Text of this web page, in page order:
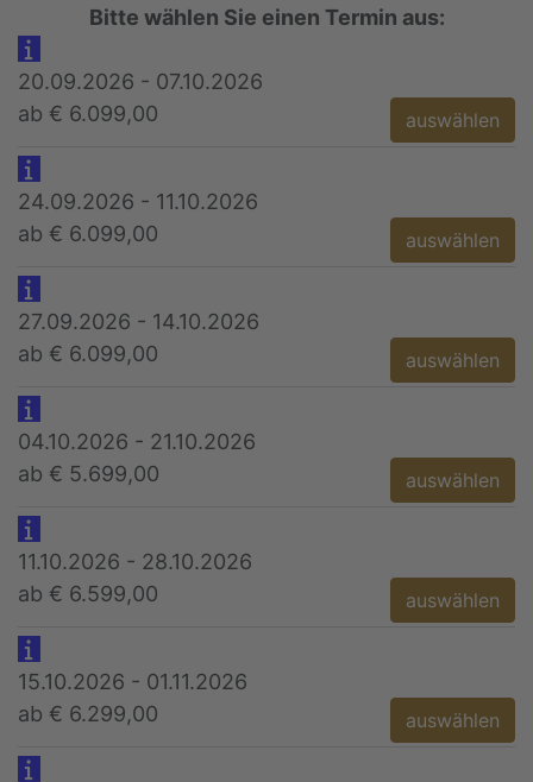
Bitte wählen Sie einen Termin aus:
20.09.2026 - 07.10.2026
ab € 6.099,00
auswählen
24.09.2026 - 11.10.2026
ab € 6.099,00
auswählen
27.09.2026 - 14.10.2026
ab € 6.099,00
auswählen
04.10.2026 - 21.10.2026
ab € 5.699,00
auswählen
11.10.2026 - 28.10.2026
ab € 6.599,00
auswählen
15.10.2026 - 01.11.2026
ab € 6.299,00
auswählen